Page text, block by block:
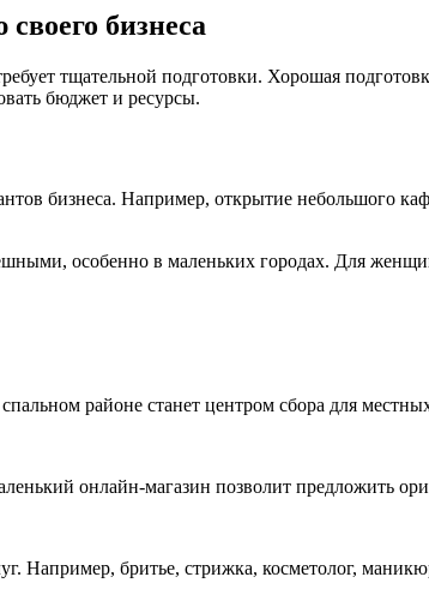
бизнеса
тщательной подготовки. Хорошая
бюджет и ресурсы.
бизнеса. Например, открытие небольшого
особенно в маленьких городах. Для
районе станет центром сбора для
онлайн-магазин позволит предложить
Например, бритье, стрижка, косметолог,